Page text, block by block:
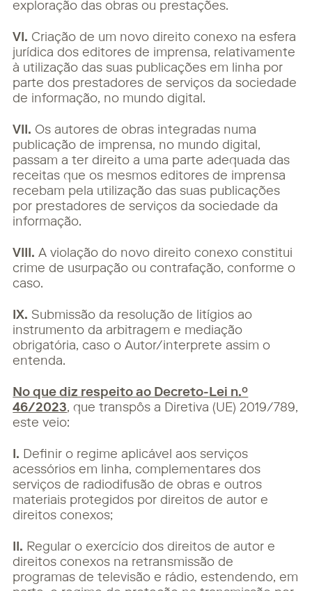
exploração das obras ou prestações.
VI. Criação de um novo direito conexo na esfera
jurídica dos editores de imprensa, relativamente
à utilização das suas publicações em linha por
parte dos prestadores de serviços da sociedade
de informação, no mundo digital.
VII. Os autores de obras integradas numa
publicação de imprensa, no mundo digital,
passam a ter direito a uma parte adequada das
receitas que os mesmos editores de imprensa
recebam pela utilização das suas publicações
por prestadores de serviços da sociedade da
informação.
VIII. A violação do novo direito conexo constitui
crime de usurpação ou contrafação, conforme o
caso.
IX. Submissão da resolução de litígios ao
instrumento da arbitragem e mediação
obrigatória, caso o Autor/interprete assim o
entenda.
No que diz respeito ao Decreto-Lei n.º
46/2023, que transpôs a Diretiva (UE) 2019/789,
este veio:
I. Definir o regime aplicável aos serviços
acessórios em linha, complementares dos
serviços de radiodifusão de obras e outros
materiais protegidos por direitos de autor e
direitos conexos;
II. Regular o exercício dos direitos de autor e
direitos conexos na retransmissão de
programas de televisão e rádio, estendendo, em